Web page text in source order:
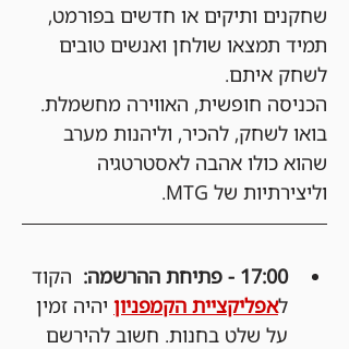
שחקנים ותיקים או חדשים בפורמט,
תמיד תמצאו שולחן ואנשים טובים
לשחק איתם.
הכניסה חופשית, האווירה מחשמלת.
בואו לשחק, להכיר, וליהנות מערב
שהוא כולו אהבה לאסטרטגיה
וליצירתיות של MTG.
17:00 - פתיחת ההרשמה:
הקוד
לאפליקציית הקמפניון יהיה זמין
על שלט בחנות. חשוב להירשם